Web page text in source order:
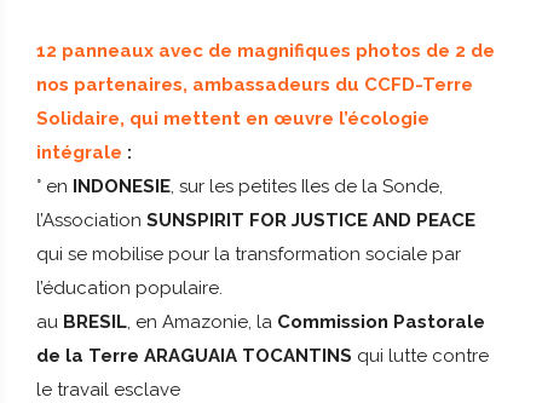
12 panneaux avec de magnifiques photos de 2 de
nos partenaires, ambassadeurs du CCFD-Terre
Solidaire, qui mettent en œuvre l’écologie
intégrale :
° en INDONESIE, sur les petites Iles de la Sonde,
l’Association SUNSPIRIT FOR JUSTICE AND PEACE
qui se mobilise pour la transformation sociale par
l’éducation populaire.
au BRESIL, en Amazonie, la Commission Pastorale
de la Terre ARAGUAIA TOCANTINS qui lutte contre
le travail esclave